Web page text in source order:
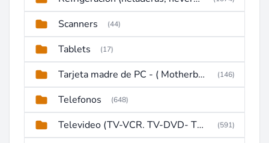
Scanners (44)
Tablets (17)
Tarjeta madre de PC - ( Motherboard ) (146)
Telefonos (648)
Televideo (TV-VCR. TV-DVD- TV-DVD-VCR) (591)